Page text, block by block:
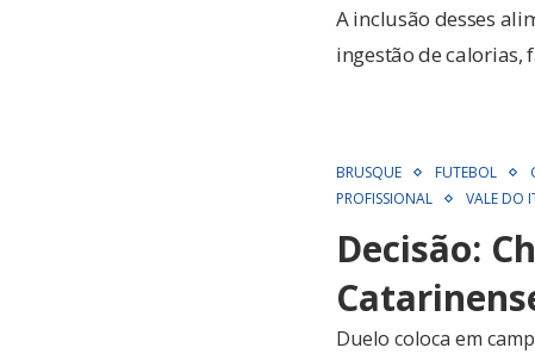
A inclusão desses
ingestão de calorias,
BRUSQUE FUTEBOL
PROFISSIONAL
VALE DO
Decisão:
Duelo coloca em